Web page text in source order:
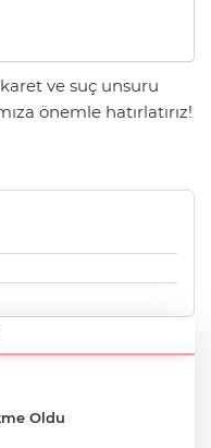
ve suç unsuru
önemle hatırlatırız!
Oldu